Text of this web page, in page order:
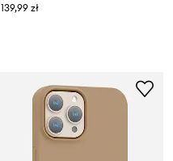
139,99 zł